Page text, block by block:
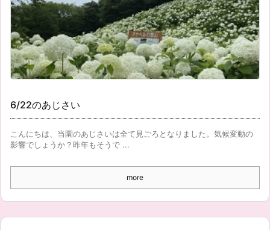
6/22のあじさい
こんにちは、当園のあじさいは全て見ごろとなりました。気候変動の
影響でしょうか？昨年もそうで ...
more